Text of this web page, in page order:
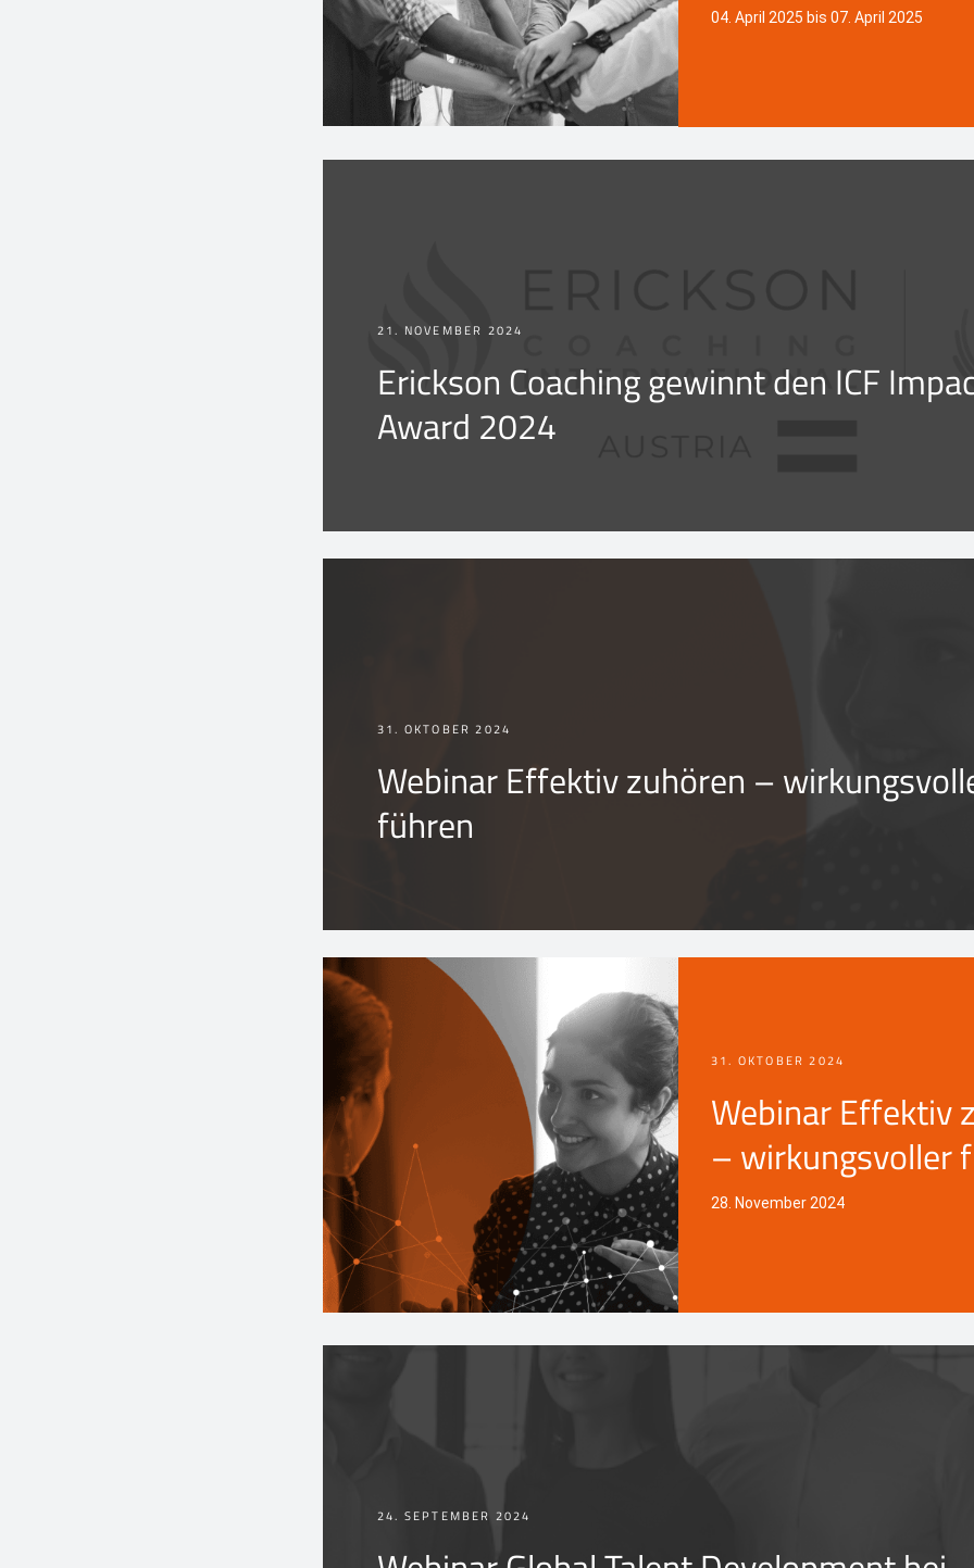
04. April 2025 bis 07. April 2025
21. NOVEMBER 2024
Erickson Coaching gewinnt den ICF
Award 2024
31. OKTOBER 2024
Webinar Effektiv zuhören –
führen
31. OKTOBER 2024
Webinar Effektiv
– wirkungsvoller
28. November 2024
24. SEPTEMBER 2024